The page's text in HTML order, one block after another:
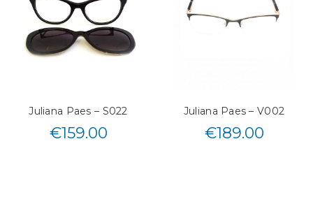
Juliana Paes – S022
€159.00
Juliana Paes – V002
€189.00